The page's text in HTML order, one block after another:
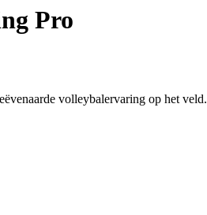
Pro
volleybalervaring op het veld.